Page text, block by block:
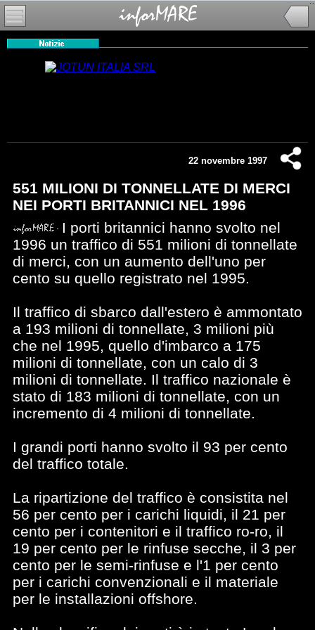
22 novembre 1997
551 MILIONI DI TONNELLATE DI MERCI
NEI PORTI BRITANNICI NEL 1996
I porti britannici hanno svolto nel
1996 un traffico di 551 milioni di tonnellate
di merci, con un aumento dell'uno per
cento su quello registrato nel 1995.
Il traffico di sbarco dall'estero è ammontato
a 193 milioni di tonnellate, 3 milioni più
che nel 1995, quello d'imbarco a 175
milioni di tonnellate, con un calo di 3
milioni di tonnellate. Il traffico nazionale è
stato di 183 milioni di tonnellate, con un
incremento di 4 milioni di tonnellate.
I grandi porti hanno svolto il 93 per cento
del traffico totale.
La ripartizione del traffico è consistita nel
56 per cento per i carichi liquidi, il 21 per
cento per i contenitori e il traffico ro-ro, il
19 per cento per le rinfuse secche, il 3 per
cento per le semi-rinfuse e l'1 per cento
per i carichi convenzionali e il materiale
per le installazioni offshore.